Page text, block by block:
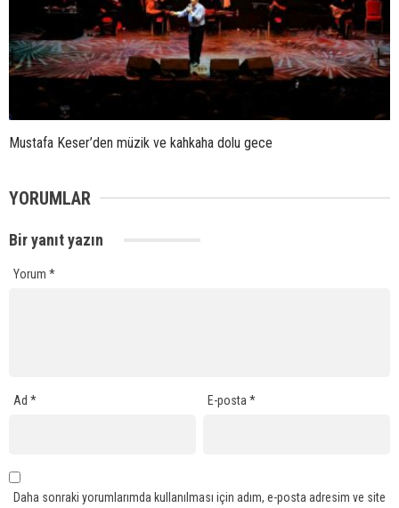
Mustafa Keser’den müzik ve kahkaha dolu gece
YORUMLAR
Bir yanıt yazın
Yorum *
Ad * E-posta*
Daha sonraki yorumlarımda kullanılması için adım, e-posta adresim ve site